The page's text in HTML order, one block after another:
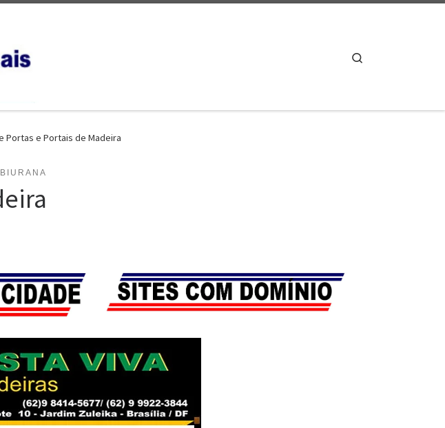
Portas e Portais de Madeira